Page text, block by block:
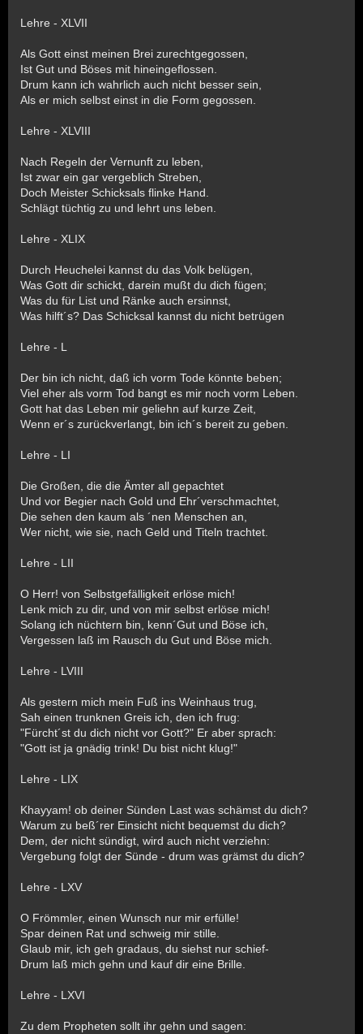
Lehre - XLVII
Als Gott einst meinen Brei zurechtgegossen,
Ist Gut und Böses mit hineingeflossen.
Drum kann ich wahrlich auch nicht besser sein,
Als er mich selbst einst in die Form gegossen.
Lehre - XLVIII
Nach Regeln der Vernunft zu leben,
Ist zwar ein gar vergeblich Streben,
Doch Meister Schicksals flinke Hand.
Schlägt tüchtig zu und lehrt uns leben.
Lehre - XLIX
Durch Heuchelei kannst du das Volk belügen,
Was Gott dir schickt, darein mußt du dich fügen;
Was du für List und Ränke auch ersinnst,
Was hilft´s? Das Schicksal kannst du nicht betrügen
Lehre - L
Der bin ich nicht, daß ich vorm Tode könnte beben;
Viel eher als vorm Tod bangt es mir noch vorm Leben.
Gott hat das Leben mir geliehn auf kurze Zeit,
Wenn er´s zurückverlangt, bin ich´s bereit zu geben.
Lehre - LI
Die Großen, die die Ämter all gepachtet
Und vor Begier nach Gold und Ehr´verschmachtet,
Die sehen den kaum als ´nen Menschen an,
Wer nicht, wie sie, nach Geld und Titeln trachtet.
Lehre - LII
O Herr! von Selbstgefälligkeit erlöse mich!
Lenk mich zu dir, und von mir selbst erlöse mich!
Solang ich nüchtern bin, kenn´Gut und Böse ich,
Vergessen laß im Rausch du Gut und Böse mich.
Lehre - LVIII
Als gestern mich mein Fuß ins Weinhaus trug,
Sah einen trunknen Greis ich, den ich frug:
"Fürcht´st du dich nicht vor Gott?" Er aber sprach:
"Gott ist ja gnädig trink! Du bist nicht klug!"
Lehre - LIX
Khayyam! ob deiner Sünden Last was schämst du dich?
Warum zu beß´rer Einsicht nicht bequemst du dich?
Dem, der nicht sündigt, wird auch nicht verziehn:
Vergebung folgt der Sünde - drum was grämst du dich?
Lehre - LXV
O Frömmler, einen Wunsch nur mir erfülle!
Spar deinen Rat und schweig mir stille.
Glaub mir, ich geh gradaus, du siehst nur schief-
Drum laß mich gehn und kauf dir eine Brille.
Lehre - LXVI
Zu dem Propheten sollt ihr gehn und sagen: